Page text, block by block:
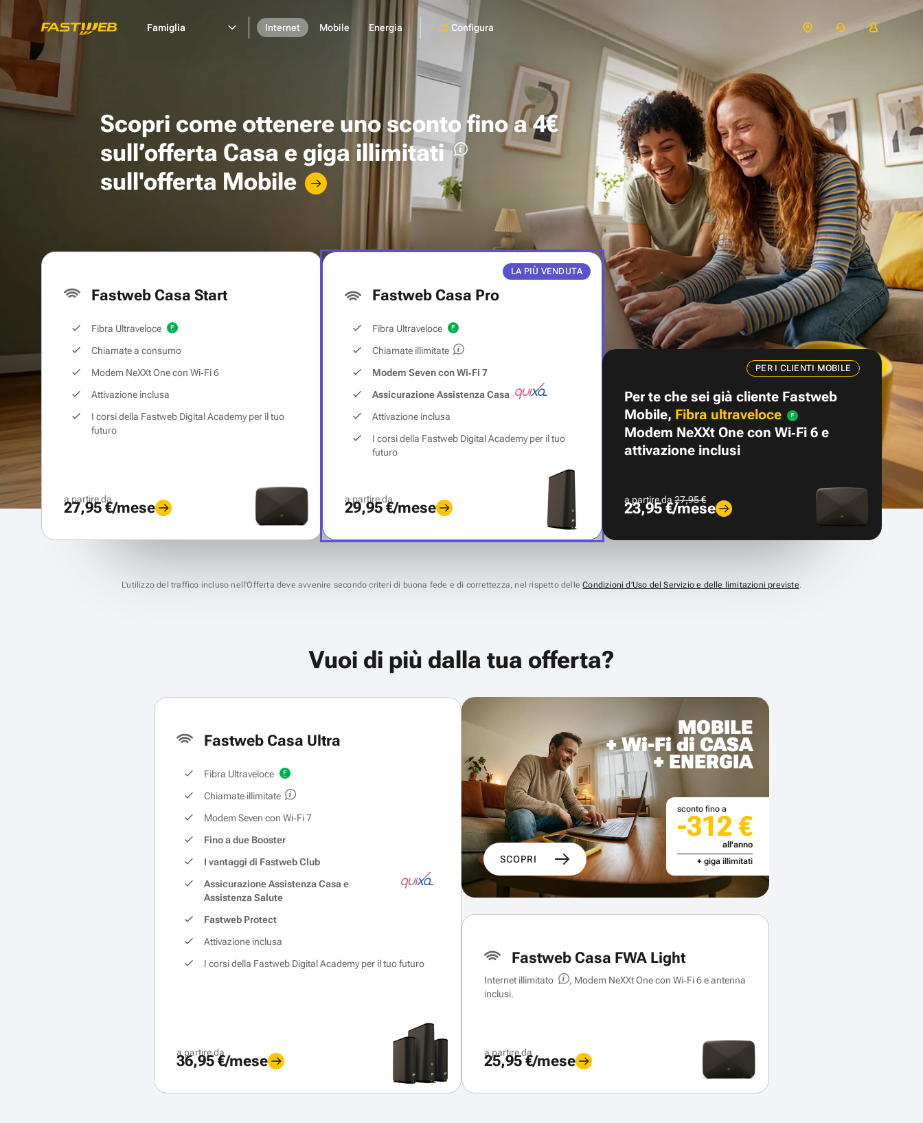
Famiglia Internet Mobile Energia Configura
Scopri come ottenere unosconto fino a 4€
sull’offerta Casa e giga illimitati
sull'offerta Mobile
Fastweb Casa Start
Fibra Ultraveloce
Chiamate a consumo
Modem NeXXt One con Wi‑Fi 6
Attivazione inclusa
I corsi della Fastweb Digital Academy per il tuo
futuro
a partire da
27,95 €/mese
LA PIÙ VENDUTA
Fastweb Casa Pro
Fibra Ultraveloce
Chiamate illimitate
Modem Seven con Wi‑Fi 7
Assicurazione Assistenza Casa
Attivazione inclusa
I corsi della Fastweb Digital Academy per il tuo
futuro
a partire da
29,95 €/mese
PER I CLIENTI MOBILE
Per te che sei già cliente Fastweb
Mobile, Fibra ultraveloce
Modem NeXXt One con Wi‑Fi 6 e
attivazione inclusi
a partire da27,95 €
23,95 €/mese
L’utilizzo del traffico incluso nell’Offerta deve avvenire secondo criteri di buona fede e di correttezza, nel rispetto delleCondizioni d’Uso del Servizio e delle limitazioni previste.
Vuoi di più dalla tua offerta?
Fastweb Casa Ultra
Fibra Ultraveloce
Chiamate illimitate
Modem Seven con Wi‑Fi 7
Fino a due Booster
I vantaggi di Fastweb Club
Assicurazione Assistenza Casa e
Assistenza Salute
Fastweb Protect
Attivazione inclusa
I corsi della Fastweb Digital Academy per il tuo futuro
a partire da
36,95 €/mese
MOBILE
+ Wi-Fi di CASA
+ ENERGIA
SCOPRI
sconto fino a
-312 €
all'anno
+ giga illimitati
Fastweb Casa FWA Light
Internet illimitato
, Modem NeXXt One con Wi‑Fi 6 e antenna
inclusi.
a partire da
25,95 €/mese